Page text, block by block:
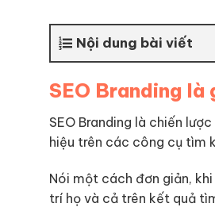
Nội dung bài viết
SEO Branding là
SEO Branding là chiến
hiệu trên các công cụ tìm
Nói một cách đơn giản,
trí họ và cả trên kết quả